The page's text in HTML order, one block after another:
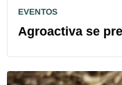
EVENTOS
Agroactiva se